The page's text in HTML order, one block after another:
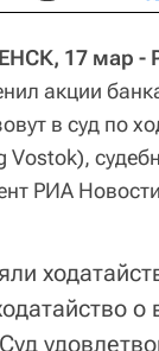
17 мар -
акции
в суд по
Vostok),
РИА
о